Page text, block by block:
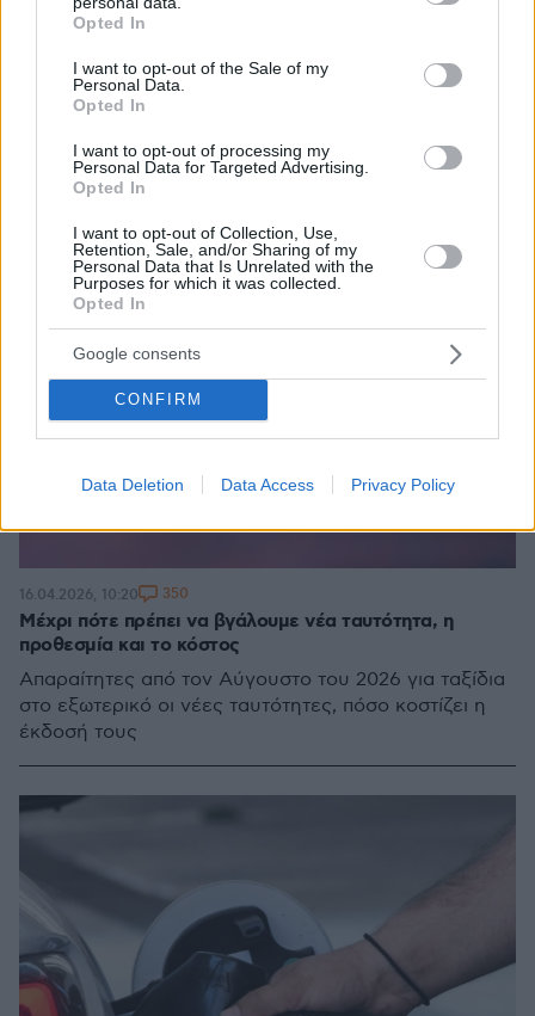
grant or deny consent to Google and its third-party tags to
use your data for below specified purposes in below Google
consent section.
Opted In
I want to opt-out of the Sale of my
Personal Data.
Opted In
I want to opt-out of processing my
Personal Data for Targeted Advertising.
Opted In
I want to opt-out of Collection, Use,
Retention, Sale, and/or Sharing of my
Personal Data that Is Unrelated with the
Purposes for which it was collected.
Opted In
Google consents
CONFIRM
Data Deletion Data Access Privacy Policy
του ΕΣΡ
Μέχρι πότε πρέπει να βγάλουμε νέα ταυτότητα, η
προθεσμία και το κόστος
Απαραίτητες από τον Αύγουστο του 2026 για ταξίδια
στο εξωτερικό οι νέες ταυτότητες, πόσο κοστίζει η
έκδοσή τους
16.04.2026, 10:20 350